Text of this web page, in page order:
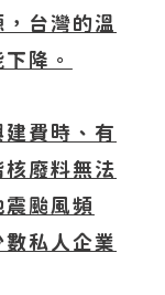
台灣的溫
降。
費時、有
廢料無法
颱風頻
私人企業